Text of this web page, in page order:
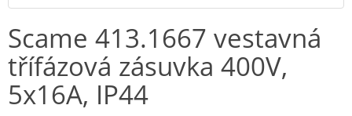
Scame 413.1667 vestavná
třífázová zásuvka 400V,
5x16A, IP44